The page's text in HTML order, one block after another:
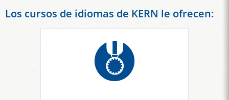
Los cursos de idiomas de KERN le ofrecen: